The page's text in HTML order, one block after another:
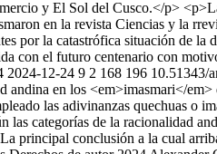
y El Sol del Cusco.</p>
en la revista Ciencias y la
por la catastrófica situación de
con el futuro centenario con
2024-12-24 9 2 168 196 10.51343/
andina en los <em>imasmari</
las adivinanzas quechuas
las categorías de la racionalidad
principal conclusión a la cual